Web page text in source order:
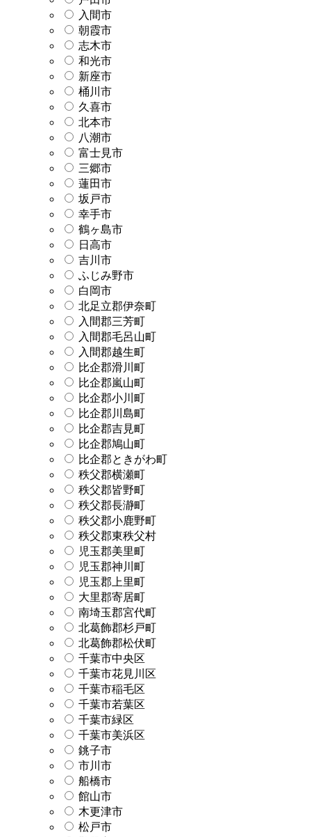
入間市
朝霞市
志木市
和光市
新座市
桶川市
久喜市
北本市
八潮市
富士見市
三郷市
蓮田市
坂戸市
幸手市
鶴ヶ島市
日高市
吉川市
ふじみ野市
白岡市
北足立郡伊奈町
入間郡三芳町
入間郡毛呂山町
入間郡越生町
比企郡滑川町
比企郡嵐山町
比企郡小川町
比企郡川島町
比企郡吉見町
比企郡鳩山町
比企郡ときがわ町
秩父郡横瀬町
秩父郡皆野町
秩父郡長瀞町
秩父郡小鹿野町
秩父郡東秩父村
児玉郡美里町
児玉郡神川町
児玉郡上里町
大里郡寄居町
南埼玉郡宮代町
北葛飾郡杉戸町
北葛飾郡松伏町
千葉市中央区
千葉市花見川区
千葉市稲毛区
千葉市若葉区
千葉市緑区
千葉市美浜区
銚子市
市川市
船橋市
館山市
木更津市
松戸市